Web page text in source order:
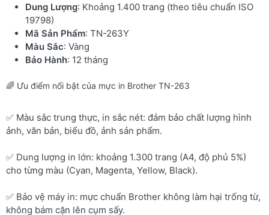
Dung Lượng: Khoảng 1.400 trang (theo tiêu chuẩn ISO
19798)
Mã Sản Phẩm: TN-263Y
Màu Sắc: Vàng
Bảo Hành: 12 tháng
🌈 Ưu điểm nổi bật của mực in Brother TN-263
✅ Màu sắc trung thực, in sắc nét: đảm bảo chất lượng hình
ảnh, văn bản, biểu đồ, ảnh sản phẩm.
✅ Dung lượng in lớn: khoảng 1.300 trang (A4, độ phủ 5%)
cho từng màu (Cyan, Magenta, Yellow, Black).
✅ Bảo vệ máy in: mực chuẩn Brother không làm hại trống từ,
không bám cặn lên cụm sấy.